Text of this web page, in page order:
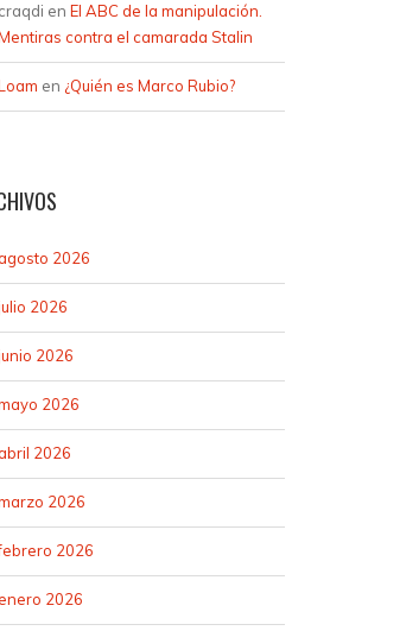
craqdi en El ABC de la manipulación.
contra el camarada Stalin
en ¿Quién es Marco Rubio?
2026
2026
2026
2026
2026
2026
2026
2026